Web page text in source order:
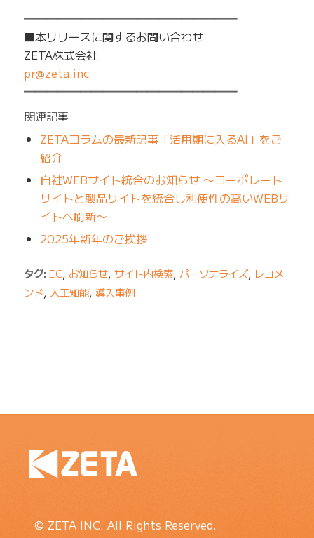
━━━━━━━━━━━━━━━━━━━
■本リリースに関するお問い合わせ
ZETA株式会社
pr@zeta.inc
━━━━━━━━━━━━━━━━━━━
関連記事
ZETAコラムの最新記事「活用期に入るAI」をご
紹介
自社WEBサイト統合のお知らせ 〜コーポレート
サイトと製品サイトを統合し利便性の高いWEBサ
イトへ刷新〜
2025年新年のご挨拶
タグ: EC, お知らせ, サイト内検索, パーソナライズ, レコメ
ンド, 人工知能, 導入事例
© ZETA INC. All Rights Reserved.